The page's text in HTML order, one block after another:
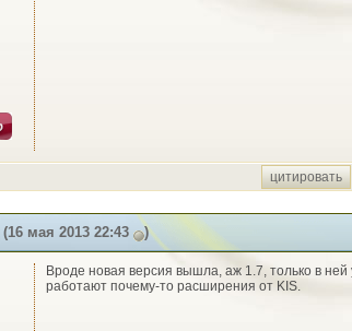
цитировать
(16 мая 2013 22:43 )
Вроде новая версия вышла, аж 1.7, только в ней
работают почему-то расширения от KIS.